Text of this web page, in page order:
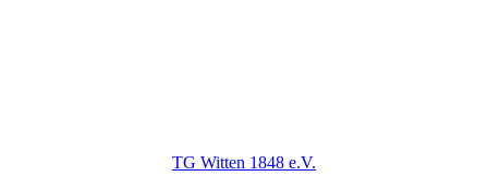
TG Witten 1848 e.V.